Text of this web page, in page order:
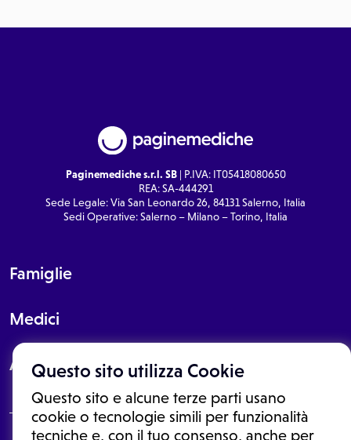
Questo sito utilizza Cookie
Questo sito e alcune terze parti usano
cookie o tecnologie simili per funzionalità
tecniche e, con il tuo consenso, anche per
Paginemediche s.r.l. SB| P.IVA: IT05418080650
REA: SA-444291
Sede Legale: Via San Leonardo 26, 84131 Salerno, Italia
Sedi Operative: Salerno – Milano – Torino, Italia
Famiglie
Medici
About